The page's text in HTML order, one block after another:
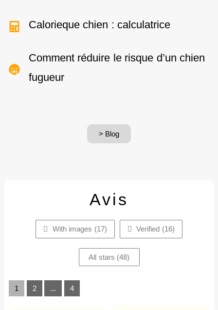
Calorieque chien : calculatrice
Comment réduire le risque d’un chien
fugueur
> Blog
Avis
With images (17) Verified (16)
All stars (48)
1 2 ... 4